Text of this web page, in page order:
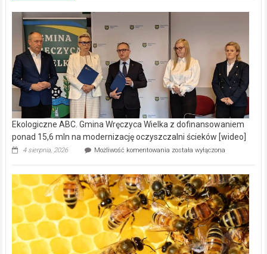
Ekologiczne ABC. Gmina Wręczyca Wielka z dofinansowaniem
ponad 15,6 mln na modernizację oczyszczalni ścieków [wideo]
4 sierpnia, 2026 Możliwość komentowania Ekologiczne
Wręczyca
Wielka
z
dofinansowaniem
ponad
15,6
mln
na
została wyłączona